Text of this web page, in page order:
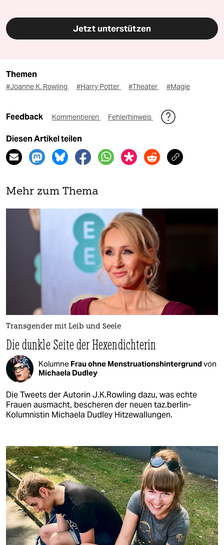
Jetzt unterstützen
Themen
#Joanne K. Rowling #Harry Potter #Theater #Magie
Feedback Kommentieren Fehlerhinweis
Diesen Artikel teilen
Mehr zum Thema
Transgender mit Leib und Seele
Die dunkle Seite der Hexendichterin
Kolumne Frau ohne Menstruationshintergrundvon
Michaela Dudley
Die Tweets der Autorin J.K.Rowling dazu, was echte
Frauen ausmacht, bescheren der neuen taz.berlin-
Kolumnistin Michaela Dudley Hitzewallungen.